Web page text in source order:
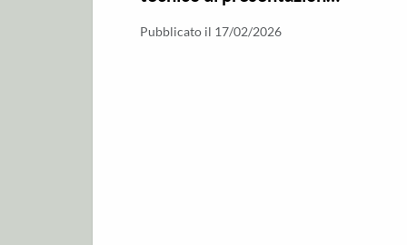
Gerace
Pubblicato il 17/02/2026